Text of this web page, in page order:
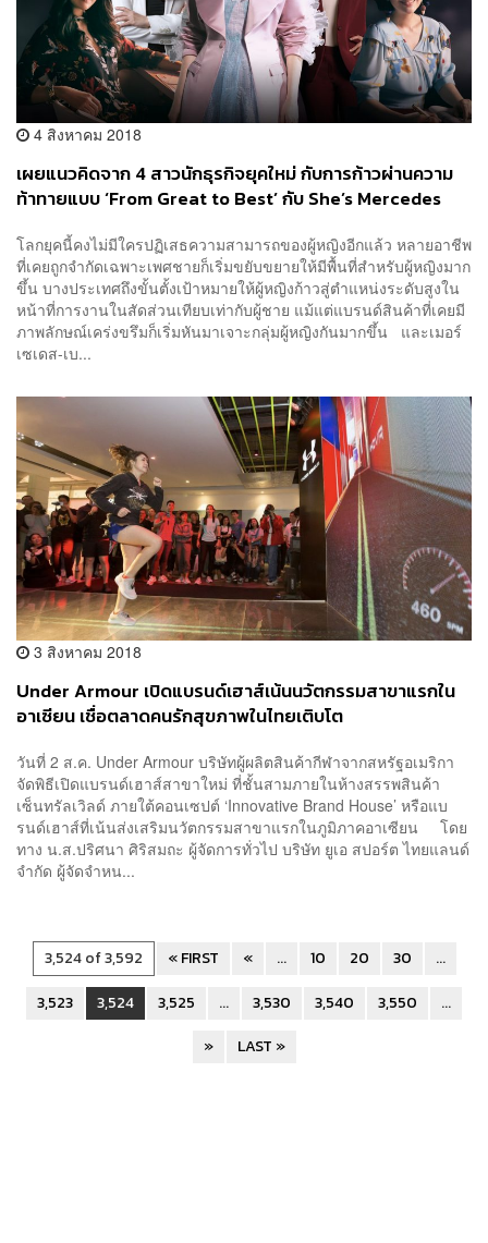
4 สิงหาคม 2018
เผยแนวคิดจาก 4 สาวนักธุรกิจยุคใหม่ กับการก้าวผ่านความ
ท้าทายแบบ ‘From Great to Best’ กับ She’s Mercedes
โลกยุคนี้คงไม่มีใครปฏิเสธความสามารถของผู้หญิงอีกแล้ว หลายอาชีพ
ที่เคยถูกจำกัดเฉพาะเพศชายก็เริ่มขยับขยายให้มีพื้นที่สำหรับผู้หญิงมาก
ขึ้น บางประเทศถึงขั้นตั้งเป้าหมายให้ผู้หญิงก้าวสู่ตำแหน่งระดับสูงใน
หน้าที่การงานในสัดส่วนเทียบเท่ากับผู้ชาย แม้แต่แบรนด์สินค้าที่เคยมี
ภาพลักษณ์เคร่งขรึมก็เริ่มหันมาเจาะกลุ่มผู้หญิงกันมากขึ้น และเมอร์
เซเดส-เบ...
3 สิงหาคม 2018
Under Armour เปิดแบรนด์เฮาส์เน้นนวัตกรรมสาขาแรกใน
อาเซียน เชื่อตลาดคนรักสุขภาพในไทยเติบโต
วันที่ 2 ส.ค. Under Armour บริษัทผู้ผลิตสินค้ากีฬาจากสหรัฐอเมริกา
จัดพิธีเปิดแบรนด์เฮาส์สาขาใหม่ ที่ชั้นสามภายในห้างสรรพสินค้า
เซ็นทรัลเวิลด์ ภายใต้คอนเซปต์ ‘Innovative Brand House’ หรือแบ
รนด์เฮาส์ที่เน้นส่งเสริมนวัตกรรมสาขาแรกในภูมิภาคอาเซียน โดย
ทาง น.ส.ปริศนา ศิริสมถะ ผู้จัดการทั่วไป บริษัท ยูเอ สปอร์ต ไทยแลนด์
จำกัด ผู้จัดจำหน...
3,524 of 3,592 « FIRST « ... 10 20 30
...
3,523
3,524 3,525 ... 3,530 3,540 3,550
...
»
LAST »